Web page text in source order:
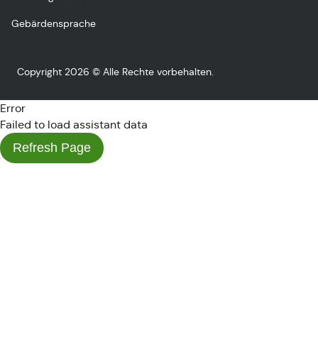
Gebärdensprache
Copyright 2026 © Alle Rechte vorbehalten.
Error
Failed to load assistant data
Refresh Page